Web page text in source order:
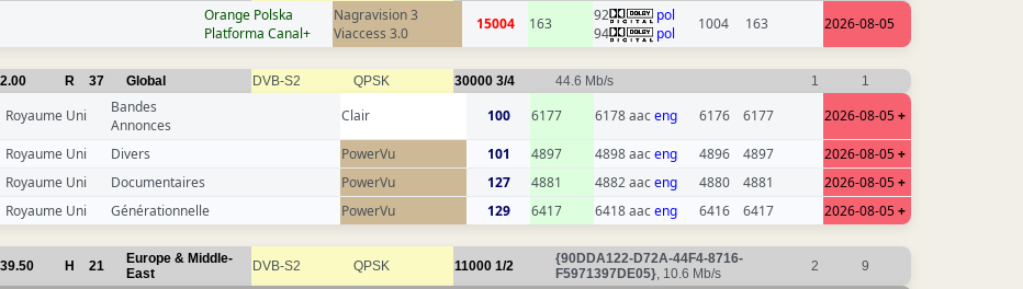
Orange Polska
Platforma Canal+
Nagravision 3
Viaccess 3.0
15004 163 92
pol
94
pol
1004 163 2026-08-05
R 37 Global DVB-S2 QPSK 30000 3/4 44.6 Mb/s 1 1
Royaume Uni
Bandes
Annonces
Clair 100 6177 6178 aaceng 6176 6177 2026-08-05+
Royaume Uni Divers PowerVu 101 4897 4898 aaceng 4896 4897 2026-08-05+
Royaume Uni Documentaires PowerVu 127 4881 4882 aaceng 4880 4881 2026-08-05+
Royaume Uni Générationnelle PowerVu 129 6417 6418 aaceng 6416 6417 2026-08-05+
H 21
Europe & Middle-
East
DVB-S2 QPSK 11000 1/2
{90DDA122-D72A-44F4-8716-
F5971397DE05}, 10.6 Mb/s 2 9